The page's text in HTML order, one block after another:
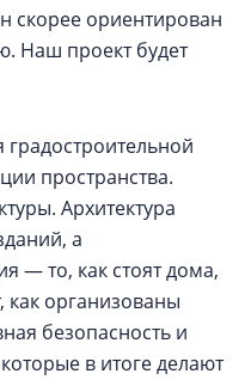
скорее ориентирован
Наш проект будет
пространства.
Архитектура
а
— то, как стоят дома,
организованы
безопасность и
в итоге делают